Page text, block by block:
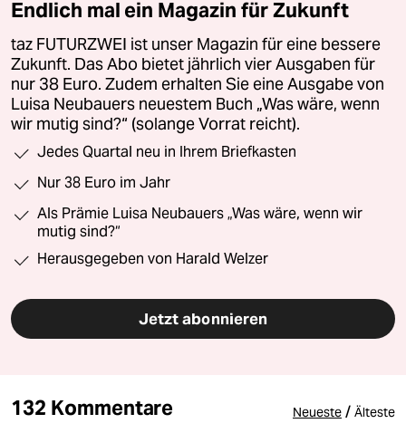
Endlich mal ein Magazin für Zukunft
taz FUTURZWEI ist unser Magazin für eine bessere
Zukunft. Das Abo bietet jährlich vier Ausgaben für
nur 38 Euro. Zudem erhalten Sie eine Ausgabe von
Luisa Neubauers neuestem Buch „Was wäre, wenn
wir mutig sind?“ (solange Vorrat reicht).
Jedes Quartal neu in Ihrem Briefkasten
Nur 38 Euro im Jahr
Als Prämie Luisa Neubauers „Was wäre, wenn wir
mutig sind?“
Herausgegeben von Harald Welzer
Jetzt abonnieren
132 Kommentare Neueste / Älteste